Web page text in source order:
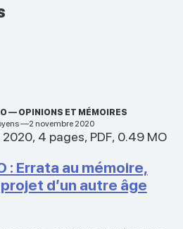
— OPINIONS ET MÉMOIRES
—2 novembre 2020
2020, 4 pages, PDF, 0.49 MO
: Errata au mémoire,
d’un autre âge